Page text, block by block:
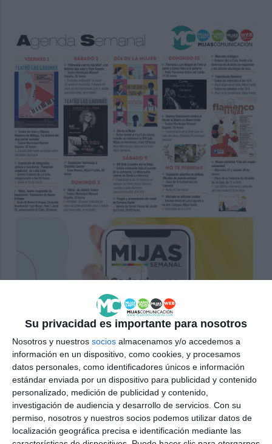
Su privacidad es importante para nosotros
Nosotros y nuestros socios almacenamos y/o accedemos a
información en un dispositivo, como cookies, y procesamos
datos personales, como identificadores únicos e información
estándar enviada por un dispositivo para publicidad y contenido
personalizado, medición de publicidad y contenido,
investigación de audiencia y desarrollo de servicios. Con su
permiso, nosotros y nuestros socios podemos utilizar datos de
localización geográfica precisa e identificación mediante las
Agenda semanal 1.089 MIJAS COMUNICACIÓN